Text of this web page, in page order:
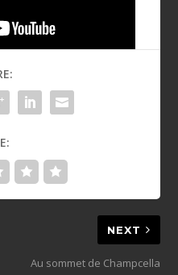
NEXT
Au sommet de Champcella